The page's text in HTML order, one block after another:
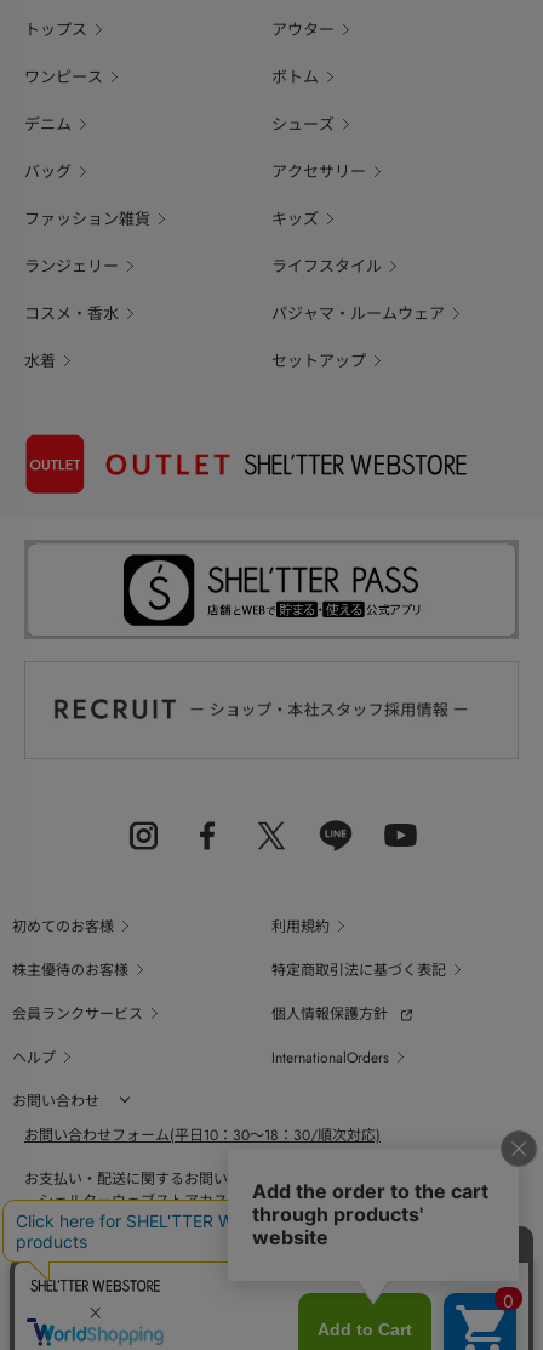
トップス アウター
ワンピース ボトム
デニム シューズ
バッグ アクセサリー
ファッション雑貨 キッズ
ランジェリー ライフスタイル
コスメ・香水 パジャマ・ルームウェア
水着 セットアップ
初めてのお客様
利用規約
株主優待のお客様
特定商取引法に基づく表記
会員ランクサービス
個人情報保護方針
ヘルプ
InternationalOrders
お問い合わせ
お問い合わせフォーム(平日10：30～18：30/順次対応)
お支払い・配送に関するお問い合わせ（平日10：30～18：00）
シェルターウェブストアカスタマーセンター
0800-123-6820
商品の素材、サイズ、仕様等に関するお問い合せ（平日10：30～18：00）
バロックジャパンリミテッドコールセンター
03-6730-9191